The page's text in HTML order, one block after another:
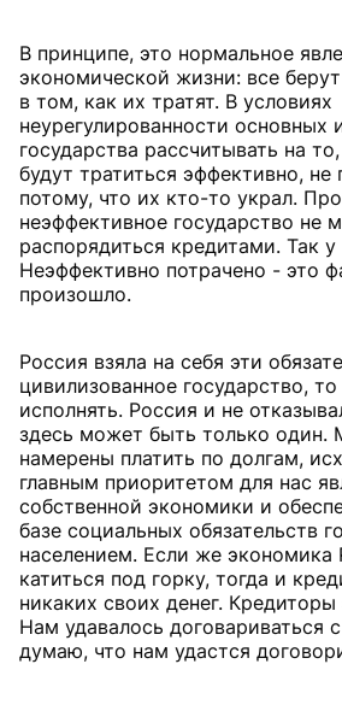
В принципе, это нормальное
экономической жизни: все
в том, как их тратят. В условиях
неурегулированности основных
государства рассчитывать на
будут тратиться эффективно,
потому, что их кто-то украл.
неэффективное государство не
распорядиться кредитами. Так
Неэффективно потрачено - это
произошло.
Россия взяла на себя эти
цивилизованное государство,
исполнять. Россия и не
здесь может быть только один.
намерены платить по долгам,
главным приоритетом для нас
собственной экономики и
базе социальных обязательств
населением. Если же экономика
катиться под горку, тогда и
никаких своих денег.
Нам удавалось договариваться
думаю, что нам удастся